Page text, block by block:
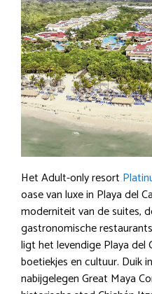
Het Adult-only resort
oase van luxe in Playa del
moderniteit van de suites,
gastronomische
ligt het levendige Playa del
boetiekjes en cultuur. Duik
nabijgelegen Great Maya